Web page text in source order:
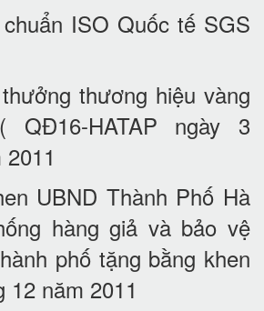
ISO Quốc tế SGS
thương hiệu vàng
QĐ16-HATAP ngày 3
UBND Thành Phố Hà
hàng giả và bảo vệ
phố tặng bằng khen
12 năm 2011